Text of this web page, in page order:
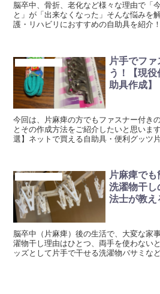
脳卒中、骨折、老化など様々な理由で「
と」が「出来なくなった」そんな悩みを
護・リハビリにおすすめの自助具を紹介！
片手でフ
う！【現
助具作成】
今回は、片麻痺の方でもファスナー付き
とその作成方法をご紹介したいと思いま
選】ネットで買える自助具・便利グッツ
片麻痺で
洗濯物干し
法士が教え
脳卒中（片麻痺）後の生活で、大変な家
濯物干し理由はひとつ、両手を使わない
ッズとして片手で干せる洗濯物バサミな